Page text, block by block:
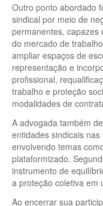
Outro ponto abordado
sindical por meio de
permanentes, capazes
do mercado de
ampliar espaços de
representação e
profissional,
trabalho e proteção
modalidades de
A advogada também
entidades sindicais
envolvendo temas
plataformizado.
instrumento de
a proteção coletiva em
Ao encerrar sua